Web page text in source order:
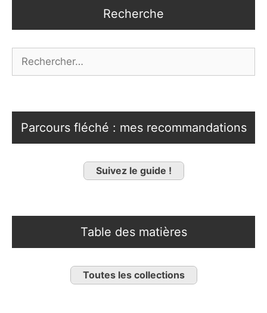
Recherche
Parcours fléché : mes recommandations
Suivez le guide !
Table des matières
Toutes les collections